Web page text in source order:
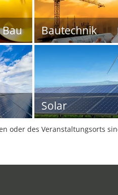
Bautechnik
Solar
oder des Veranstaltungsorts